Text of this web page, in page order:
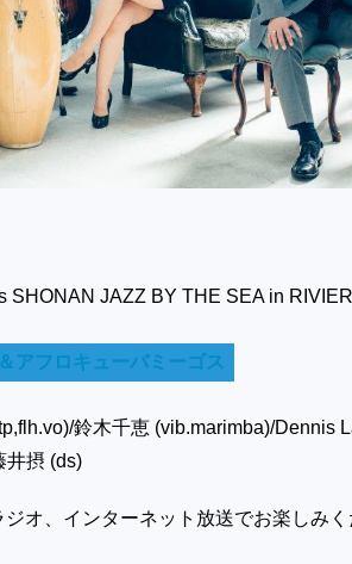
SHONAN JAZZ BY THE SEA in
アフロキューバミーゴス
鈴木千恵 (vib.marimba)/Dennis
井摂 (ds)
オ、インターネット放送でお楽しみく